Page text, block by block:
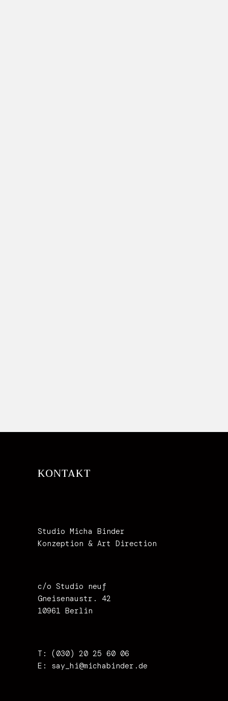
KONTAKT
Studio Micha Binder
Konzeption & Art Direction
c/o Studio neuf
Gneisenaustr. 42
10961 Berlin
T: (030) 20 25 60 06
E: say_hi@michabinder.de